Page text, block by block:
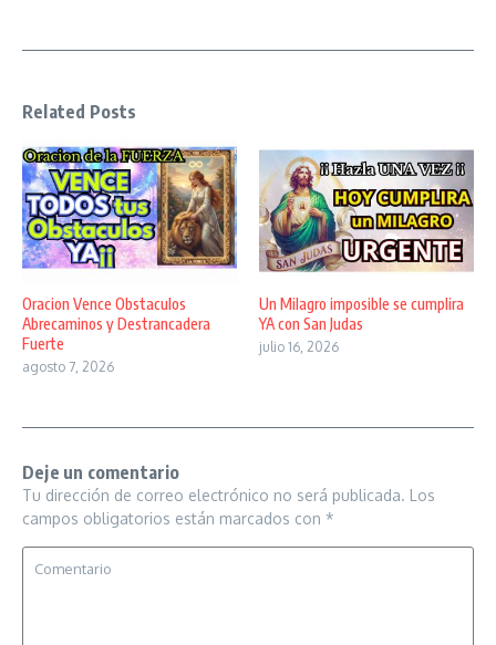
Related Posts
Oracion Vence Obstaculos
Abrecaminos y Destrancadera
Fuerte
agosto 7, 2026
Un Milagro imposible se cumplira
YA con San Judas
julio 16, 2026
Deje un comentario
Tu dirección de correo electrónico no será publicada. Los
campos obligatorios están marcados con *